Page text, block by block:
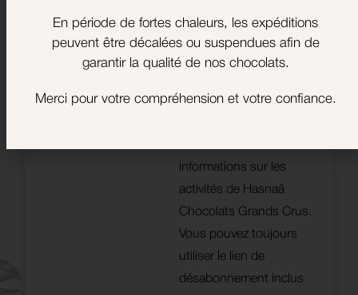
de chez vous.
connaître les dernières uniquement utilisée pour
informations sur les
activités de Hasnaâ
Chocolats Grands Crus.
Vous pouvez toujours
utiliser le lien de
désabonnement inclus
En période de fortes chaleurs, les expéditions
peuvent être décalées ou suspendues afin de
garantir la qualité de nos chocolats.
Merci pour votre compréhension et votre confiance.